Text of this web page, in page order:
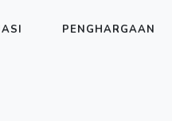
PENGHARGAAN